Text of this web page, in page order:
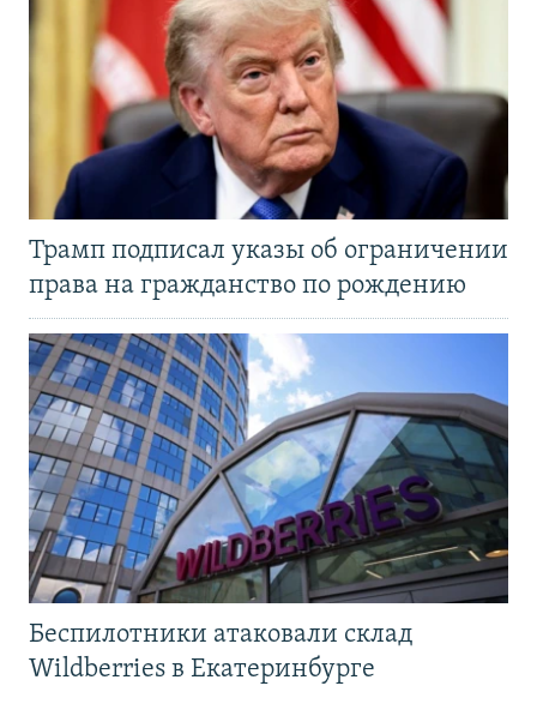
Трамп подписал указы об ограничении
права на гражданство по рождению
Беспилотники атаковали склад
Wildberries в Екатеринбурге